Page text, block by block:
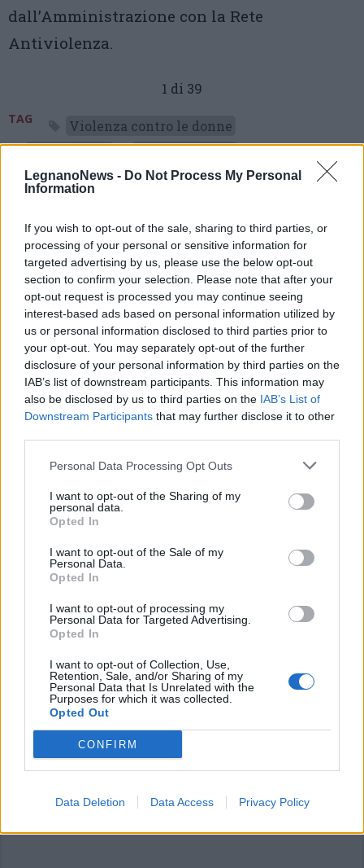
LegnanoNews - Do Not Process My Personal
Information
If you wish to opt-out of the sale, sharing to third parties, or
processing of your personal or sensitive information for
targeted advertising by us, please use the below opt-out
section to confirm your selection. Please note that after your
opt-out request is processed you may continue seeing
interest-based ads based on personal information utilized by
us or personal information disclosed to third parties prior to
your opt-out. You may separately opt-out of the further
disclosure of your personal information by third parties on the
IAB’s list of downstream participants. This information may
also be disclosed by us to third parties on the IAB’s List of
Downstream Participants that may further disclose it to other
Personal Data Processing Opt Outs
I want to opt-out of the Sharing of my
personal data.
Opted In
I want to opt-out of the Sale of my
Personal Data.
Opted In
I want to opt-out of processing my
Personal Data for Targeted Advertising.
Opted In
I want to opt-out of Collection, Use,
Retention, Sale, and/or Sharing of my
Personal Data that Is Unrelated with the
Purposes for which it was collected.
Opted Out
CONFIRM
Data Deletion Data Access Privacy Policy
dall’Amministrazione con la Rete
Antiviolenza.
1 di 39
TAG
Violenza contro le donne
Ilaria Maffei
Lorenzo Radice
Legnano
Leggi l'articolo:
“1522 Non sei sola”, studenti di Legnano uniti contro la
violenza sulle donne
Commenti
Accedioregistratiper commentare questo
articolo.
commento esprime il pensiero dell'autore e non rappresenta la linea editoriale
di VareseNews.it, che rimane autonoma e indipendente. I messaggi inclusi nei
commenti non sono testi giornalistici, ma post inviati dai singoli lettori che
possono essere automaticamente pubblicati senza filtro preventivo. I commenti
che includano uno o più link a siti esterni verranno rimossi in automatico dal